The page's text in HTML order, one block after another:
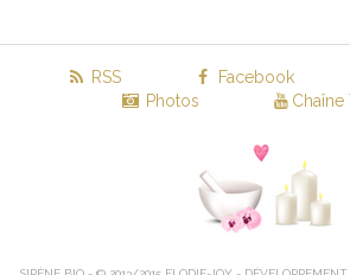
RSS Facebook
Photos
Chaîne